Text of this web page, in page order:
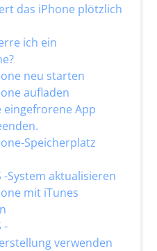
das iPhone plötzlich
ich ein
neu starten
aufladen
eingefrorene App
Speicherplatz
-System aktualisieren
mit iTunes
-
verwenden